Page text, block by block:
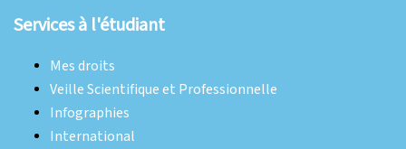
Services à l'étudiant
Mes droits
Veille Scientifique et Professionnelle
Infographies
International